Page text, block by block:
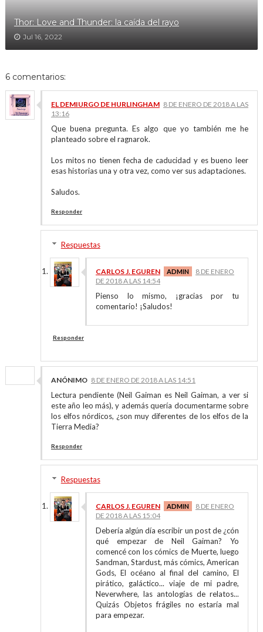
Thor: Love and Thunder: la caída del rayo
Jul 16, 2022
6 comentarios:
EL DEMIURGO DE HURLINGHAM 8 DE ENERO DE 2018 A LAS
13:16
Que buena pregunta. Es algo que yo también me he
planteado sobre el ragnarok.
Los mitos no tienen fecha de caducidad y es bueno leer
esas historias una y otra vez, como ver sus adaptaciones.
Saludos.
Responder
Respuestas
CARLOS J. EGUREN
8 DE ENERO
DE 2018 A LAS 14:54
Pienso lo mismo, ¡gracias por tu
comentario! ¡Saludos!
Responder
ANÓNIMO 8 DE ENERO DE 2018 A LAS 14:51
Lectura pendiente (Neil Gaiman es Neil Gaiman, a ver si
este año leo más), y además quería documentarme sobre
los elfos nórdicos, ¿son muy diferentes de los elfos de la
Tierra Media?
Responder
Respuestas
CARLOS J. EGUREN
8 DE ENERO
DE 2018 A LAS 15:04
Debería algún día escribir un post de ¿cón
qué empezar de Neil Gaiman? Yo
comencé con los cómics de Muerte, luego
Sandman, Stardust, más cómics, American
Gods, El océano al final del camino, El
pirático, galáctico... viaje de mi padre,
Neverwhere, las antologías de relatos...
Quizás Objetos frágiles no estaría mal
para empezar.